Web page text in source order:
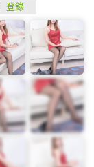
登錄